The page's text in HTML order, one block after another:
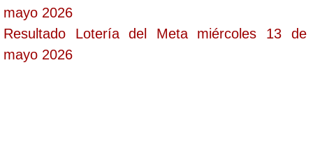
mayo 2026
Resultado Lotería del Meta miércoles 13 de
mayo 2026